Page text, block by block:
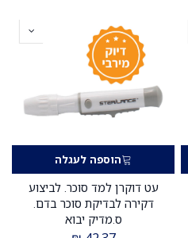
הוספה לעגלה
עט דוקרן למד סוכר. לביצוע
דקירה לבדיקת סוכר בדם.
ס.מדיק יבוא